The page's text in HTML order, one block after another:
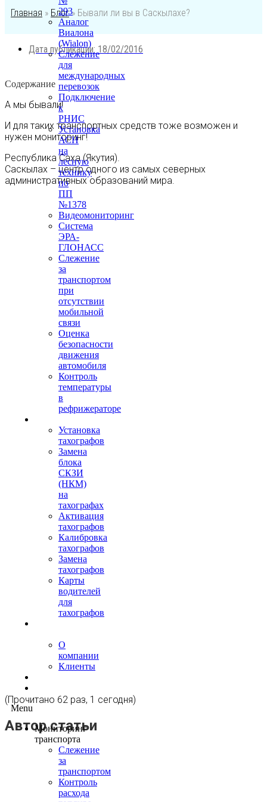
293
Аналог
Виалона
(Wialon)
Слежение
для
международных
перевозок
Подключение
к
РНИС
Установка
АСН
на
лесную
технику
по
ПП
№1378
Видеомониторинг
Система
ЭРА-
ГЛОНАСС
Слежение
за
транспортом
при
отсутствии
мобильной
связи
Оценка
безопасности
движения
автомобиля
Контроль
температуры
в
рефрижераторе
Установка
тахографов
Замена
блока
СКЗИ
(НКМ)
на
тахографах
Активация
тахографов
Калибровка
тахографов
Замена
тахографов
Карты
водителей
для
тахографов
О
компании
Клиенты
Menu
Мониторинг
транспорта
Слежение
за
транспортом
Контроль
расхода
Главная » Блог» Бывали ли вы в Саскылахе?
Дата публикации: 18/02/2016
Содержание
А мы бывали!
И для таких транспортных средств тоже возможен и
нужен мониторинг!
Республика Саха (Якутия).
Саскылах – центр одного из самых северных
административных образований мира.
(Прочитано 62 раз, 1 сегодня)
Автор статьи